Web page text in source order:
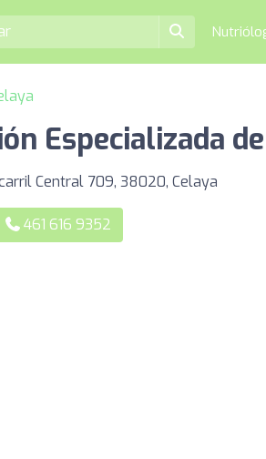
Especializada
Central 709, 38020, Celaya
461 616 9352